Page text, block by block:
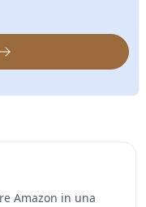
Amazon in una